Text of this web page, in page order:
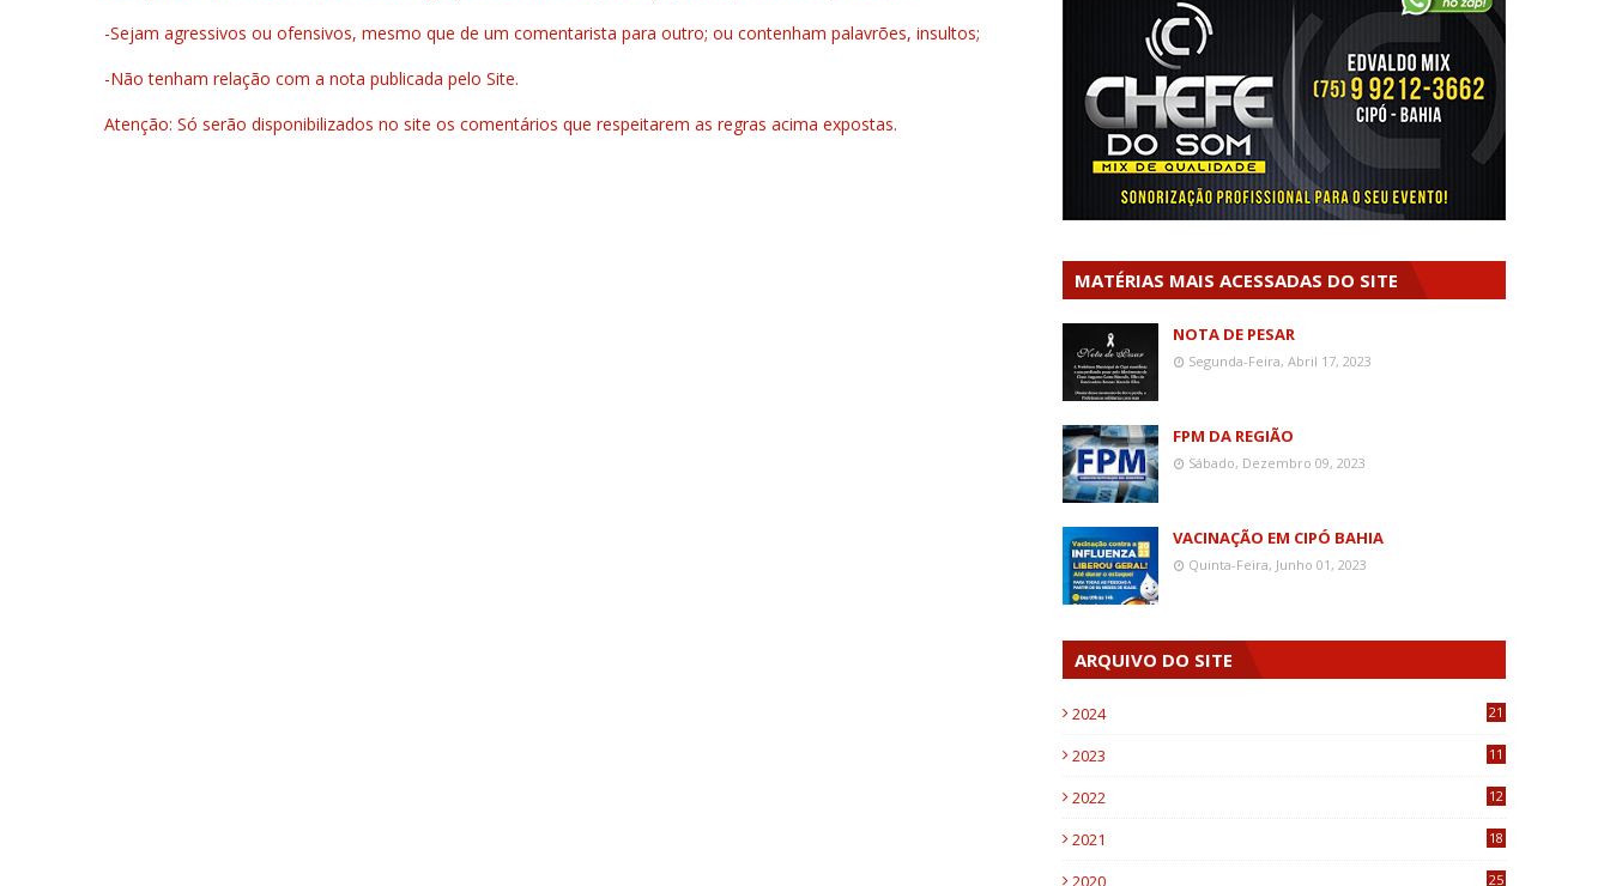
-Sejam agressivos ou ofensivos, mesmo que de um comentarista para outro; ou contenham palavrões, insultos;
-Não tenham relação com a nota publicada pelo Site.
Atenção: Só serão disponibilizados no site os comentários que respeitarem as regras acima expostas.
MATÉRIAS MAIS ACESSADAS DO SITE
NOTA DE PESAR
Segunda-Feira, Abril 17, 2023
FPM DA REGIÃO
Sábado, Dezembro 09, 2023
VACINAÇÃO EM CIPÓ BAHIA
Quinta-Feira, Junho 01, 2023
ARQUIVO DO SITE
2024 21
2023
11
2022
12
2021
18
2020 25